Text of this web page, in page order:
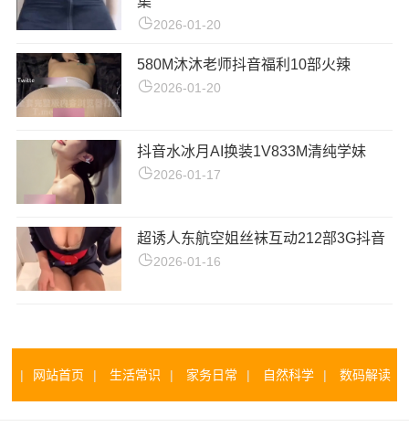
2026-01-20
580M沐沐老师抖音福利10部火辣
2026-01-20
抖音水冰月AI换装1V833M清纯学妹
2026-01-17
超诱人东航空姐丝袜互动212部3G抖音
2026-01-16
| 网站首页 | 生活常识 | 家务日常 | 自然科学 | 数码解读